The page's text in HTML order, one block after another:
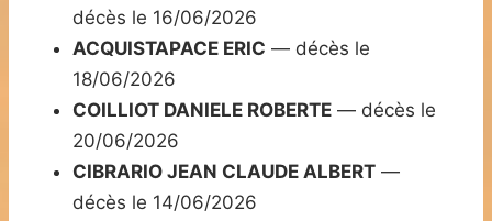
décès le 16/06/2026
ACQUISTAPACE ERIC — décès le
18/06/2026
COILLIOT DANIELE ROBERTE — décès le
20/06/2026
CIBRARIO JEAN CLAUDE ALBERT —
décès le 14/06/2026